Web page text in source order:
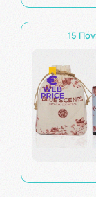
15